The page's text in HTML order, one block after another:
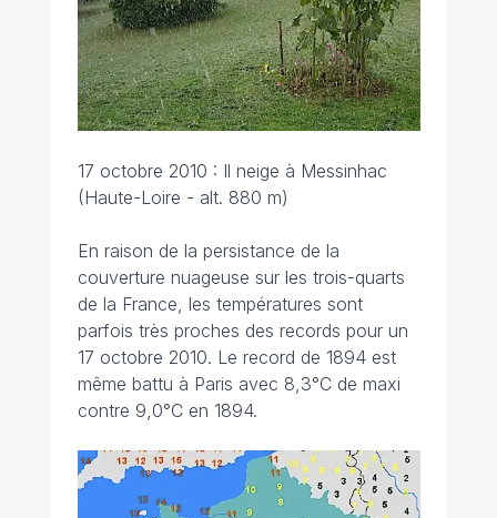
17 octobre 2010 : Il neige à Messinhac
(Haute-Loire - alt. 880 m)
En raison de la persistance de la
couverture nuageuse sur les trois-quarts
de la France, les températures sont
parfois très proches des records pour un
17 octobre 2010. Le record de 1894 est
même battu à Paris avec 8,3°C de maxi
contre 9,0°C en 1894.